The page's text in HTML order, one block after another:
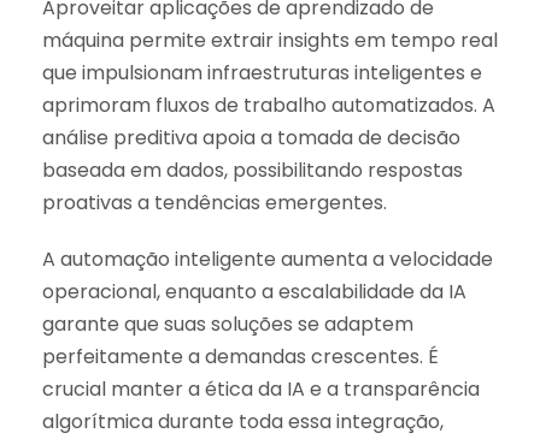
Aproveitar aplicações de aprendizado de
máquina permite extrair insights em tempo real
que impulsionam infraestruturas inteligentes e
aprimoram fluxos de trabalho automatizados. A
análise preditiva apoia a tomada de decisão
baseada em dados, possibilitando respostas
proativas a tendências emergentes.
A automação inteligente aumenta a velocidade
operacional, enquanto a escalabilidade da IA
garante que suas soluções se adaptem
perfeitamente a demandas crescentes. É
crucial manter a ética da IA e a transparência
algorítmica durante toda essa integração,